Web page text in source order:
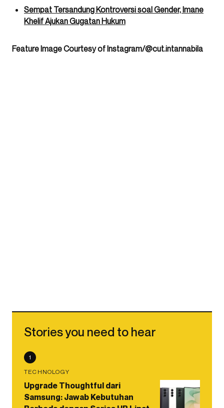
Sempat Tersandung Kontroversi soal Gender, Imane
Khelif Ajukan Gugatan Hukum
Feature Image Courtesy of Instagram/@cut.intannabila
Stories you need to hear
1
TECHNOLOGY
Upgrade Thoughtful dari
Samsung: Jawab Kebutuhan